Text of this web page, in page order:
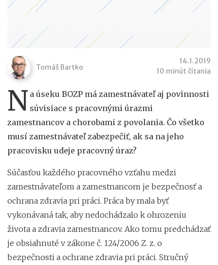
Tomáš Bartko
14.1.2019
10 minút čítania
N a úseku BOZP má zamestnávateľ aj povinnosti
súvisiace s pracovnými úrazmi
zamestnancov a chorobami z povolania. Čo všetko
musí zamestnávateľ zabezpečiť, ak sa na jeho
pracovisku udeje pracovný úraz?
Súčasťou každého pracovného vzťahu medzi
zamestnávateľom a zamestnancom je bezpečnosť a
ochrana zdravia pri práci. Práca by mala byť
vykonávaná tak, aby nedochádzalo k ohrozeniu
života a zdravia zamestnancov. Ako tomu predchádzať
je obsiahnuté v zákone č. 124/2006 Z. z. o
bezpečnosti a ochrane zdravia pri práci. Stručný